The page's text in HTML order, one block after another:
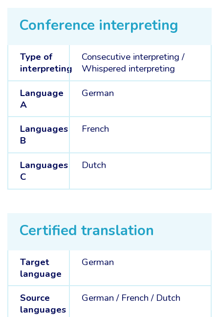
Conference interpreting
Type of
interpreting
Consecutive interpreting/
Whispered interpreting
Language
A
German
Languages
B
French
Languages
C
Dutch
Certified translation
Target
language
German
Source
languages
German / French / Dutch